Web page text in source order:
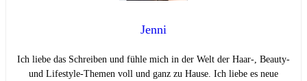
Jenni
Ich liebe das Schreiben und fühle mich in der Welt der Haar-, Beauty-
und Lifestyle-Themen voll und ganz zu Hause. Ich liebe es neue